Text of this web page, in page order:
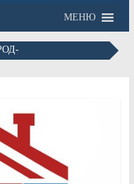
МЕНЮ